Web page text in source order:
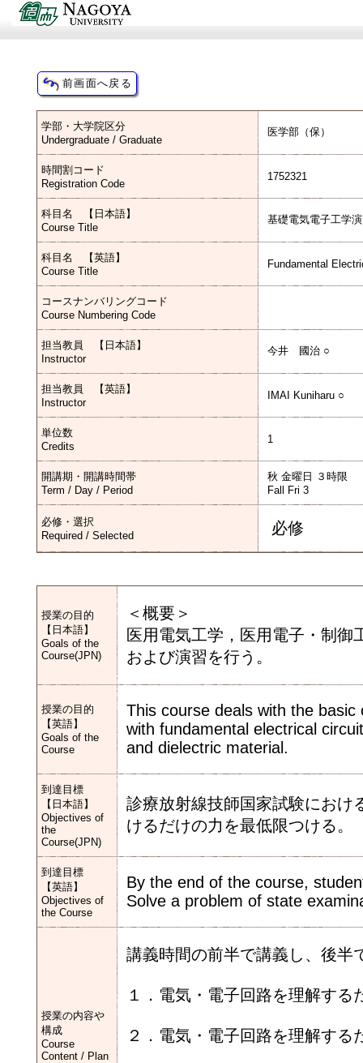
学部・大学院区分
Undergraduate / Graduate
医学部（保）
時間割コード
Registration Code
1752321
科目名 【日本語】
Course Title
基礎電気電子工学
科目名 【英語】
Course Title
Fundamental
コースナンバリングコード
Course Numbering Code
担当教員 【日本語】
Instructor
今井 國治 ○
担当教員 【英語】
Instructor
IMAI Kuniharu ○
単位数
Credits
1
開講期・開講時間帯
Term / Day / Period
秋 金曜日 ３時限
Fall Fri 3
必修・選択
Required / Selected
必修
授業の目的
【日本語】
Goals of the
Course(JPN)
＜概要＞
医用電気工学，医用電子・制御
および演習を行う。
授業の目的
【英語】
Goals of the
Course
This course deals with the
with fundamental electrical
and dielectric material.
到達目標
【日本語】
Objectives of
the
Course(JPN)
診療放射線技師国家試験におけ
けるだけの力を最低限つける。
到達目標
【英語】
Objectives of
the Course
By the end of the course,
Solve a problem of state
授業の内容や
構成
Course
Content / Plan
講義時間の前半で講義し、後半
１．電気・電子回路を理解する
２．電気・電子回路を理解する